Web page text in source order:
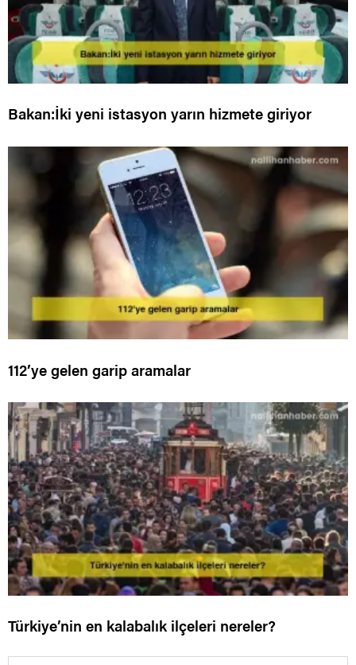
Bakan:İki yeni istasyon yarın hizmete giriyor
112’ye gelen garip aramalar
Türkiye’nin en kalabalık ilçeleri nereler?